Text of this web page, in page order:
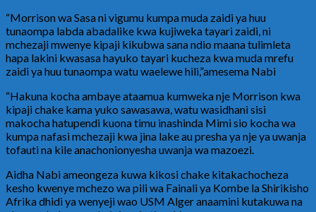
“Morrison wa Sasa ni vigumu kumpa muda zaidi ya huu
tunaompa labda abadalike kwa kujiweka tayari zaidi, ni
mchezaji mwenye kipaji kikubwa sana ndio maana tulimleta
hapa lakini kwasasa hayuko tayari kucheza kwa muda mrefu
zaidi ya huu tunaompa watu waelewe hili,”amesema Nabi
“Hakuna kocha ambaye ataamua kumweka nje Morrison kwa
kipaji chake kama yuko sawasawa, watu wasidhani sisi
makocha hatupendi kuona timu inashinda Mimi sio kocha wa
kumpa nafasi mchezaji kwa jina lake au presha ya nje ya uwanja
tofauti na kile anachonionyesha uwanja wa mazoezi.
Aidha Nabi ameongeza kuwa kikosi chake kitakachocheza
kesho kwenye mchezo wa pili wa Fainali ya Kombe la Shirikisho
Afrika dhidi ya wenyeji wao USM Alger anaamini kutakuwa na